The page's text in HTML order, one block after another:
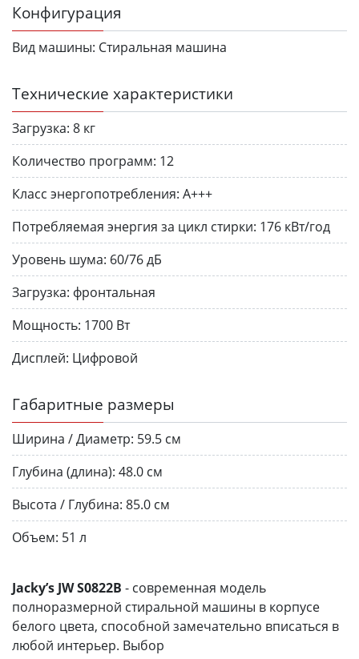
Конфигурация
Вид машины: Стиральная машина
Технические характеристики
Загрузка: 8 кг
Количество программ: 12
Класс энергопотребления: A+++
Потребляемая энергия за цикл стирки: 176 кВт/год
Уровень шума: 60/76 дБ
Загрузка: фронтальная
Мощность: 1700 Вт
Дисплей: Цифровой
Габаритные размеры
Ширина / Диаметр: 59.5 см
Глубина (длина): 48.0 см
Высота / Глубина: 85.0 см
Объем: 51 л
Jacky’s JW S0822B - современная модель
полноразмерной стиральной машины в корпусе
белого цвета, способной замечательно вписаться в
любой интерьер. Выбор